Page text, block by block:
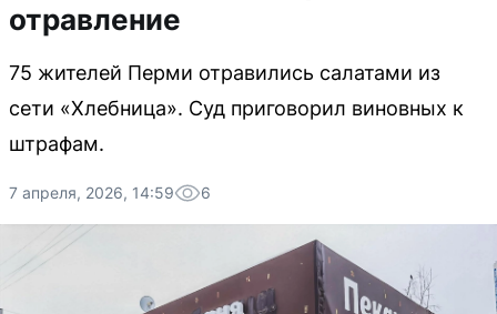
отравление
75 жителей Перми отравились салатами из
сети «Хлебница». Суд приговорил виновных к
штрафам.
7 апреля, 2026, 14:59 6